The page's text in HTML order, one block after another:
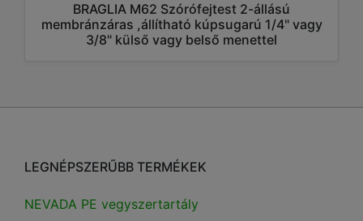
BRAGLIA M62 Szórófejtest 2-állású
membránzáras ,állítható kúpsugarú 1/4" vagy
3/8" külső vagy belső menettel
LEGNÉPSZERŰBB TERMÉKEK
NEVADA PE vegyszertartály